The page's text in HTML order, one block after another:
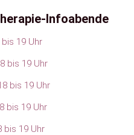
Infoabende
bis 19 Uhr
bis 19 Uhr
bis 19 Uhr
bis 19 Uhr
bis 19 Uhr